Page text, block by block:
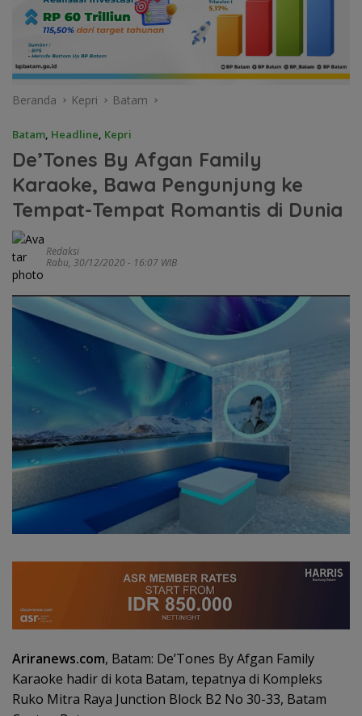
Beranda Kepri Batam
Batam, Headline, Kepri
De’Tones By Afgan Family
Karaoke, Bawa Pengunjung ke
Tempat-Tempat Romantis di Dunia
Redaksi
Rabu, 30/12/2020 - 16:07 WIB
Ariranews.com, Batam: De’Tones By Afgan Family
Karaoke hadir di kota Batam, tepatnya di Kompleks
Ruko Mitra Raya Junction Block B2 No 30-33, Batam